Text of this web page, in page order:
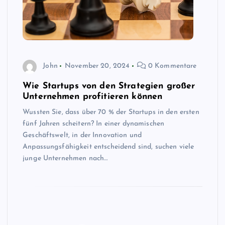
John November 20, 2024 0 Kommentare
Wie Startups von den Strategien großer
Unternehmen profitieren können
Wussten Sie, dass über 70 % der Startups in den ersten
fünf Jahren scheitern? In einer dynamischen
Geschäftswelt, in der Innovation und
Anpassungsfähigkeit entscheidend sind, suchen viele
junge Unternehmen nach…